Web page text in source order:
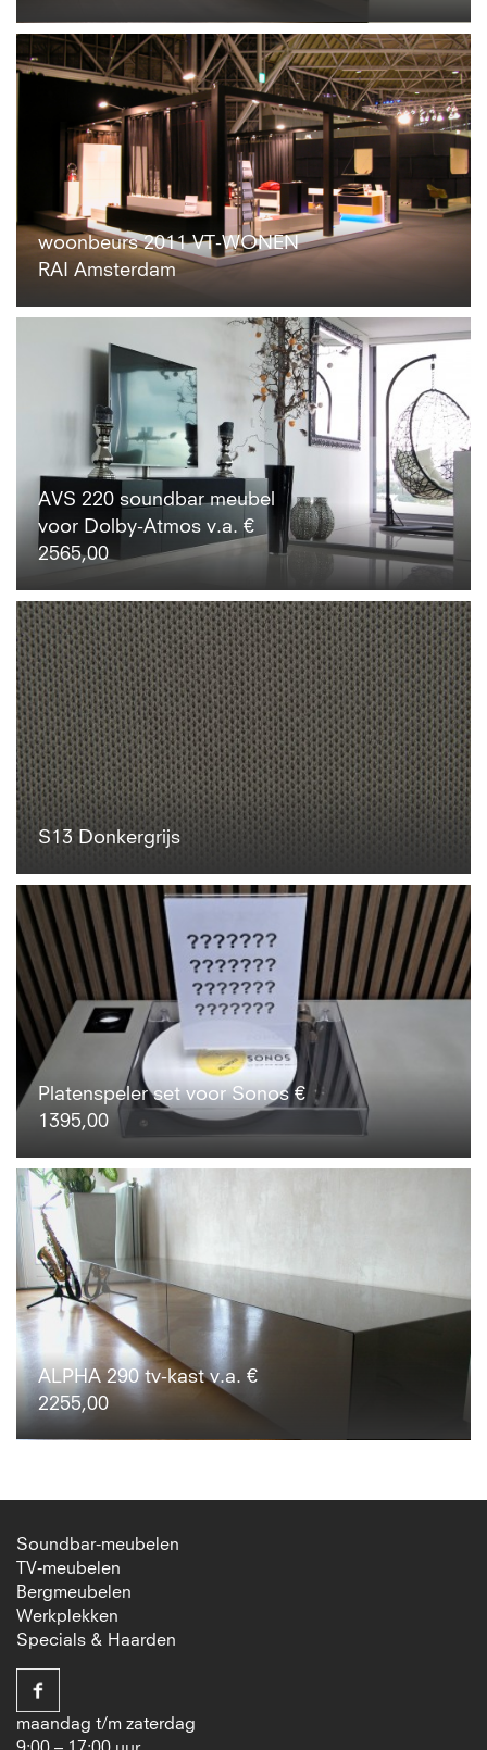
woonbeurs 2011 VT-WONEN
RAI Amsterdam
AVS 220 soundbar meubel
voor Dolby-Atmos v.a. €
2565,00
S13 Donkergrijs
Platenspeler set voor Sonos €
1395,00
ALPHA 290 tv-kast v.a. €
2255,00
Soundbar-meubelen
TV-meubelen
Bergmeubelen
Werkplekken
Specials & Haarden
maandag t/m zaterdag